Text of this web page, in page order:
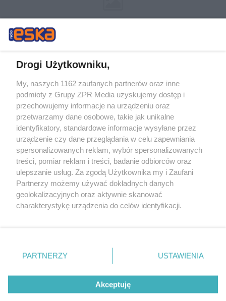
Żaden utwór zamieszczony w serwisie nie może być powielany i
rozpowszechniany lub dalej rozpowszechniany w jakikolwiek sposób (w
tym także elektroniczny lub mechaniczny) na jakimkolwiek polu
eksploatacji w jakiejkolwiek formie, włącznie z umieszczaniem w
Internecie bez pisemnej zgody właściciela praw. Jakiekolwiek użycie lub
wykorzystanie utworów w całości lub w części z naruszeniem prawa,
tzn. bez właściwej zgody, jest zabronione pod groźbą kary i może być
ścigane prawnie.
© 2026 Grupa ZPR Media
Drogi Użytkowniku,
My, naszych 1162 zaufanych partnerów oraz inne
podmioty z Grupy ZPR Media uzyskujemy dostęp i
przechowujemy informacje na urządzeniu oraz
przetwarzamy dane osobowe, takie jak unikalne
identyfikatory, standardowe informacje wysyłane przez
urządzenie czy dane przeglądania w celu zapewniania
spersonalizowanych reklam, wybór spersonalizowanych
treści, pomiar reklam i treści, badanie odbiorców oraz
ulepszanie usług. Za zgodą Użytkownika my i Zaufani
Partnerzy możemy używać dokładnych danych
geolokalizacyjnych oraz aktywnie skanować
charakterystykę urządzenia do celów identyfikacji.
zmienić/wycofać klikając przycisk ustawień prywatności
znajdujący się w lewym dolnym rogu strony
rodzaje przetwarzania danych nie wymagają zgody
użytkownika, ale masz prawo sprzeciwić się takiemu
przetwarzaniu. Preferencje będą miały zastosowanie tylko
PARTNERZY USTAWIENIA
Akceptuję